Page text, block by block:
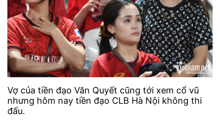
Vợ của tiền đạo Văn Quyết cũng tới xem cổ vũ
nhưng hôm nay tiền đạo CLB Hà Nội không thi
đấu.